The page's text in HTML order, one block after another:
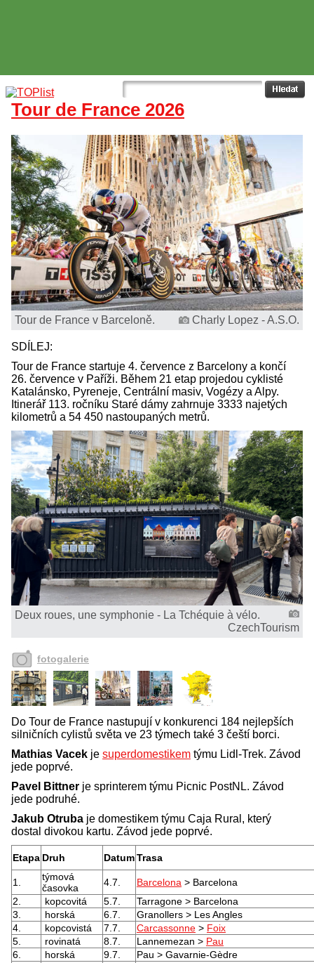
Tour de France 2026
Tour de France v Barceloně. Charly Lopez - A.S.O.
SDÍLEJ:
Tour de France startuje 4. července z Barcelony a končí
26. července v Paříži. Během 21 etap projedou cyklisté
Katalánsko, Pyreneje, Centrální masiv, Vogézy a Alpy.
Itinerář 113. ročníku Staré dámy zahrnuje 3333 najetých
kilometrů a 54 450 nastoupaných metrů.
Deux roues, une symphonie - La Tchéquie à vélo.
CzechTourism
fotogalerie
Do Tour de France nastupují v konkurenci 184 nejlepších
silničních cylistů světa ve 23 týmech také 3 čeští borci.
Mathias Vacek je superdomestikem týmu Lidl-Trek. Závod
jede poprvé.
Pavel Bittner je sprinterem týmu Picnic PostNL. Závod
jede podruhé.
Jakub Otruba je domestikem týmu Caja Rural, který
dostal divokou kartu. Závod jede poprvé.
Etapa Druh DatumTrasa
1.
týmová
časovka
4.7. Barcelona > Barcelona
2.
kopcovitá 5.7.
Tarragone > Barcelona
3.
horská 6.7.
Granollers > Les Angles
4.
kopcovistá 7.7. Carcassonne > Foix
5.
rovinatá 8.7. Lannemezan > Pau
6.
horská 9.7.
Pau > Gavarnie-Gèdre